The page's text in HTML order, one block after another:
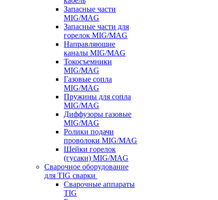
Запасные части
MIG/MAG
Запасные части для
горелок MIG/MAG
Направляющие
каналы MIG/MAG
Токосъемники
MIG/MAG
Газовые сопла
MIG/MAG
Пружины для сопла
MIG/MAG
Диффузоры газовые
MIG/MAG
Ролики подачи
проволоки MIG/MAG
Шейки горелок
(гусаки) MIG/MAG
Сварочное оборудование
для TIG сварки
Сварочные аппараты
TIG